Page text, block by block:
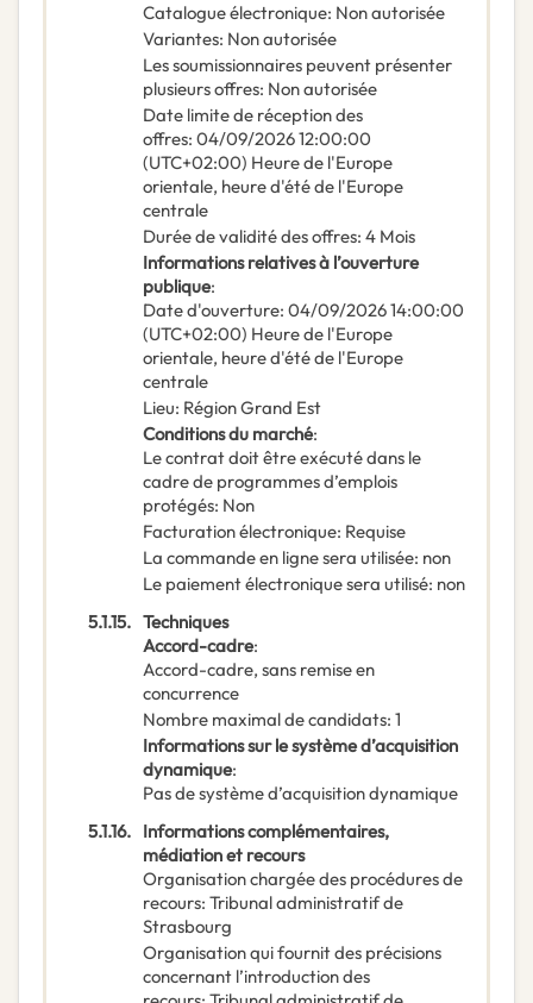
Catalogue électronique: Non autorisée
Variantes: Non autorisée
Les soumissionnaires peuvent présenter
plusieurs offres: Non autorisée
Date limite de réception des
offres: 04/09/202612:00:00
(UTC+02:00) Heure de l'Europe
orientale, heure d'été de l'Europe
centrale
Durée de validité des offres: 4 Mois
Informations relatives à l’ouverture
publique:
Date d'ouverture: 04/09/202614:00:00
(UTC+02:00) Heure de l'Europe
orientale, heure d'été de l'Europe
centrale
Lieu: Région Grand Est
Conditions du marché:
Le contrat doit être exécuté dans le
cadre de programmes d’emplois
protégés: Non
Facturation électronique: Requise
La commande en ligne sera utilisée: non
Le paiement électronique sera utilisé: non
5.1.15. Techniques
Accord-cadre:
Accord-cadre, sans remise en
concurrence
Nombre maximal de candidats: 1
Informations sur le système d’acquisition
dynamique:
Pas de système d’acquisition dynamique
5.1.16. Informations complémentaires,
médiation et recours
Organisation chargée des procédures de
recours: Tribunal administratif de
Strasbourg
Organisation qui fournit des précisions
concernant l’introduction des